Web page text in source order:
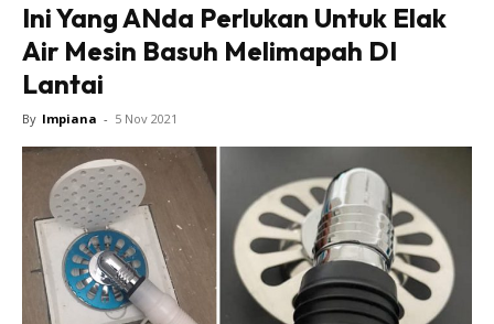
Ruang Makan
Ruang Tamu
Direktori
Interior Design
Landskap
DIY
Bilik Air
Bilik Tidur
Dapur
Ruang Makan
Ini Yang ANda Perlukan Untuk Elak
Air Mesin Basuh Melimapah DI
Lantai
By Impiana - 5 Nov 2021